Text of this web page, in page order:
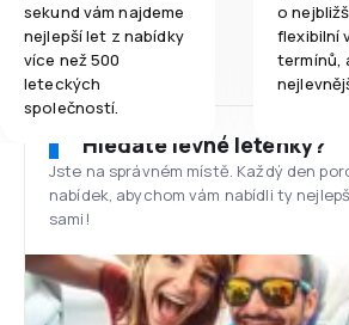
sekund vám najdeme
nejlepší let z nabídky
více než 500
leteckých
společností.
o
flexibilní
termínů,
Hledáte levné letenky?
Jste na správném místě. Každý den
nabídek, abychom vám nabídli ty
sami!